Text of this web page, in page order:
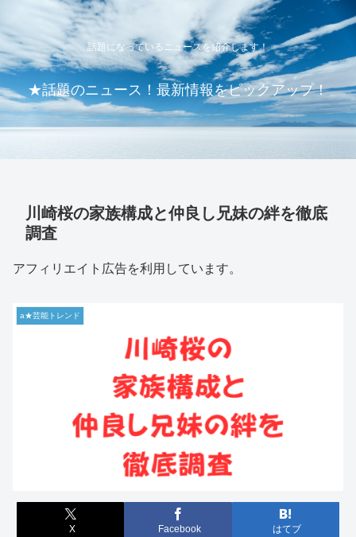
話題になっているニュースを紹介します！
★話題のニュース！最新情報をピックアップ！
川崎桜の家族構成と仲良し兄妹の絆を徹底
調査
アフィリエイト広告を利用しています。
a★芸能トレンド
X Facebook はてブ